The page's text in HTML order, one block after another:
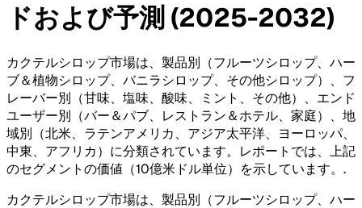
ドおよび予測 (2025-2032)
カクテルシロップ市場は、製品別（フルーツシロップ、ハー
ブ＆植物シロップ、バニラシロップ、その他シロップ）、フ
レーバー別（甘味、塩味、酸味、ミント、その他）、エンド
ユーザー別（バー＆パブ、レストラン＆ホテル、家庭）、地
域別（北米、ラテンアメリカ、アジア太平洋、ヨーロッパ、
中東、アフリカ）に分類されています。レポートでは、上記
のセグメントの価値（10億米ドル単位）を示しています。 .
カクテルシロップ市場は、製品別（フルーツシロップ、ハー